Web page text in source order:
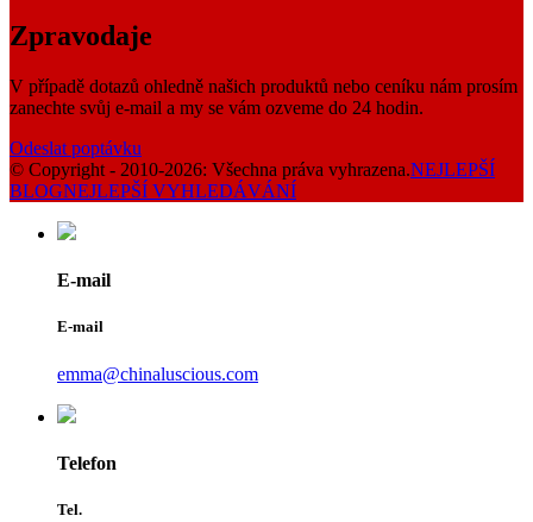
Zpravodaje
V případě dotazů ohledně našich produktů nebo ceníku nám prosím
zanechte svůj e-mail a my se vám ozveme do 24 hodin.
Odeslat poptávku
© Copyright - 2010-2026: Všechna práva vyhrazena.NEJLEPŠÍ
BLOGNEJLEPŠÍ VYHLEDÁVÁNÍ
E-mail
E-mail
emma@chinaluscious.com
Telefon
Tel.